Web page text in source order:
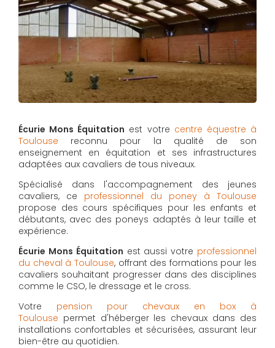
Écurie Mons Équitation est votre centre équestre à
Toulouse reconnu pour la qualité de son
enseignement en équitation et ses infrastructures
adaptées aux cavaliers de tous niveaux.
Spécialisé dans l'accompagnement des jeunes
cavaliers, ce professionnel du poney à Toulouse
propose des cours spécifiques pour les enfants et
débutants, avec des poneys adaptés à leur taille et
expérience.
Écurie Mons Équitation est aussi votre professionnel
du cheval à Toulouse, offrant des formations pour les
cavaliers souhaitant progresser dans des disciplines
comme le CSO, le dressage et le cross.
Votre pension pour chevaux en box à
Toulouse permet d'héberger les chevaux dans des
installations confortables et sécurisées, assurant leur
bien-être au quotidien.